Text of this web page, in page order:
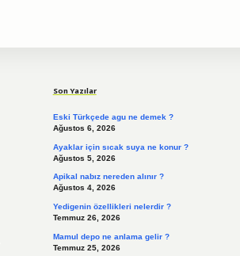
Son Yazılar
Eski Türkçede agu ne demek ?
Ağustos 6, 2026
Ayaklar için sıcak suya ne konur ?
Ağustos 5, 2026
Apikal nabız nereden alınır ?
Ağustos 4, 2026
Yedigenin özellikleri nelerdir ?
Temmuz 26, 2026
Mamul depo ne anlama gelir ?
Temmuz 25, 2026